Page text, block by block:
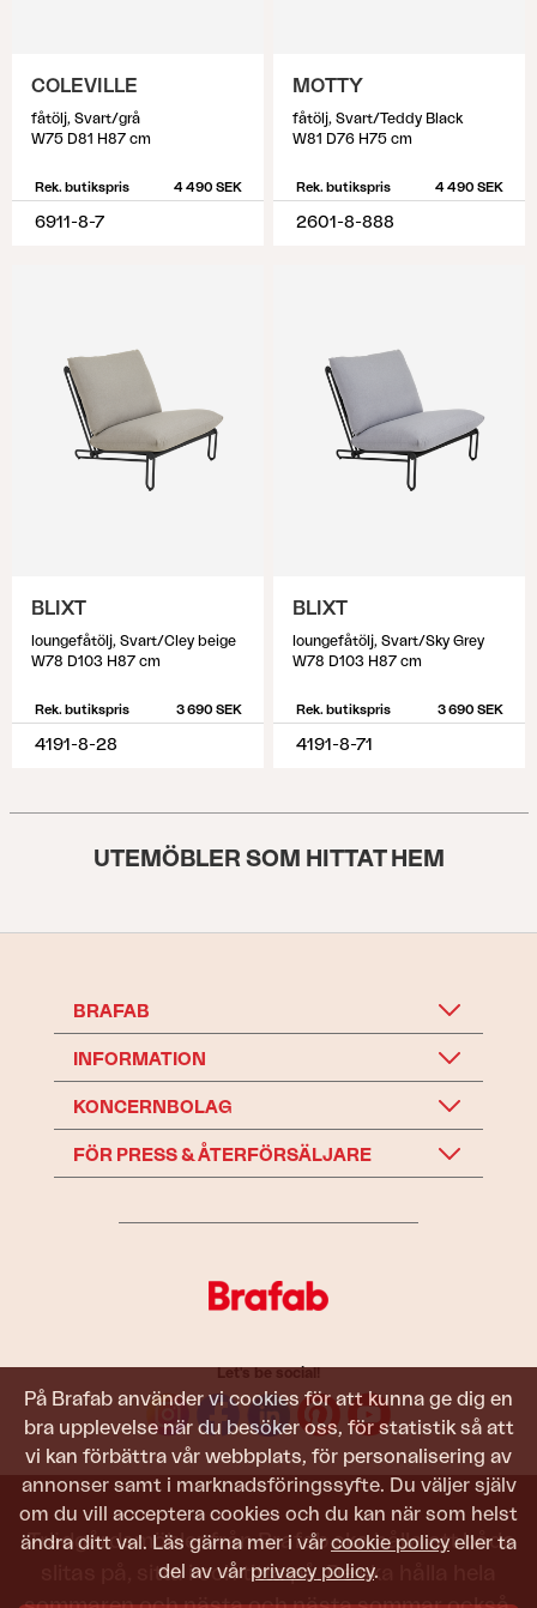
På Brafab använder vi cookies för att kunna ge dig en
bra upplevelse när du besöker oss, för statistik så att
vi kan förbättra vår webbplats, för personalisering av
annonser samt i marknadsföringssyfte. Du väljer själv
om du vill acceptera cookies och du kan när som helst
ändra ditt val. Läs gärna mer i vår cookie policy eller ta
del av vår privacy policy.
COLEVILLE
fåtölj, Svart/grå
W75 D81 H87 cm
Rek. butikspris 4 490 SEK
6911-8-7
MOTTY
fåtölj, Svart/Teddy Black
W81 D76 H75 cm
Rek. butikspris 4 490 SEK
2601-8-888
BLIXT
loungefåtölj, Svart/Cley beige
W78 D103 H87 cm
Rek. butikspris 3 690 SEK
4191-8-28
BLIXT
loungefåtölj, Svart/Sky Grey
W78 D103 H87 cm
Rek. butikspris 3 690 SEK
4191-8-71
UTEMÖBLER SOM HITTAT HEM
BRAFAB
INFORMATION
KONCERNBOLAG
FÖR PRESS & ÅTERFÖRSÄLJARE
Let's be social!
Trädgårdsmöbler från Brafab ska hålla att både
slitas på, sitta i och titta på. De ska hålla hela